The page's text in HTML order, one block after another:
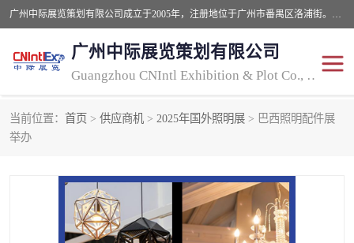
广州中际展览策划有限公司成立于2005年，注册地位于广州市番禺区洛浦街。经营范围包括会议及展览服务，大型活动组织策划服务，展台设计服务，广告业等；主要从事国外广告、标识、印花、LED、照明、光电、灯光、音响、视听、电子展览会等，展位预定-展品运输-签证-行程安排-补贴一站式服务。
广州中际展览策划有限公司
Guangzhou CNIntl Exhibition & Plot Co., Ltd.
当前位置： 首页 > 供应商机 > 2025年国外照明展 > 巴西照明配件展
举办2025年国外照明展
照明展 展品运输
视听-灯光音响展